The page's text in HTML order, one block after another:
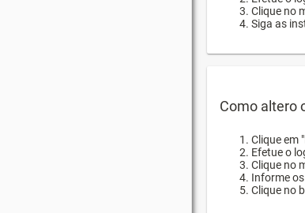
Clique no
Siga as
Como altero
Clique em
Efetue o
Clique no
Informe
Clique no